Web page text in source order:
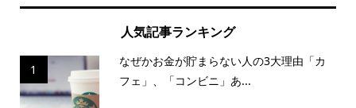
人気記事ランキング
1
なぜかお金が貯まらない人の3大理由「カ
フェ」、「コンビニ」あ...